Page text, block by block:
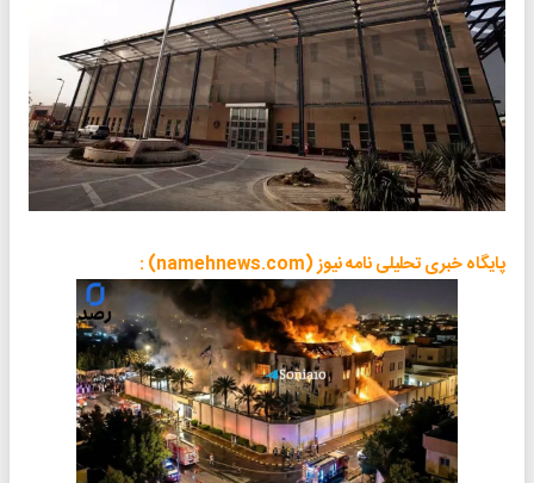
پایگاه خبری تحلیلی نامه نیوز (namehnews.com) :